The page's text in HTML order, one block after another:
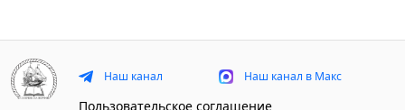
Наш канал Наш канал в Макс
Пользовательское соглашение